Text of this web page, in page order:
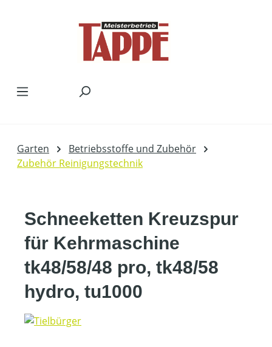
Garten
Betriebsstoffe und Zubehör
Zubehör Reinigungstechnik
Schneeketten Kreuzspur
für Kehrmaschine
tk48/58/48 pro, tk48/58
hydro, tu1000